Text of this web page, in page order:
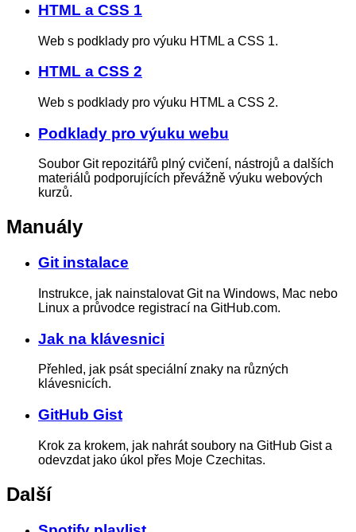
HTML a CSS 1
Web s podklady pro výuku HTML a CSS 1.
HTML a CSS 2
Web s podklady pro výuku HTML a CSS 2.
Podklady pro výuku webu
Soubor Git repozitářů plný cvičení, nástrojů a dalších
materiálů podporujících převážně výuku webových
kurzů.
Manuály
Git instalace
Instrukce, jak nainstalovat Git na Windows, Mac nebo
Linux a průvodce registrací na GitHub.com.
Jak na klávesnici
Přehled, jak psát speciální znaky na různých
klávesnicích.
GitHub Gist
Krok za krokem, jak nahrát soubory na GitHub Gist a
odevzdat jako úkol přes Moje Czechitas.
Další